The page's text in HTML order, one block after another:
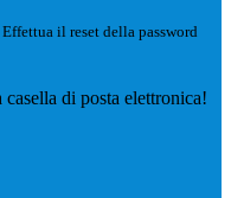
il reset della password
di posta elettronica!